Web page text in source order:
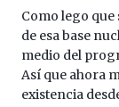
octubre.
La
organizada
por
la
Como lego
de esa base
medio del
Así que ahora
existencia